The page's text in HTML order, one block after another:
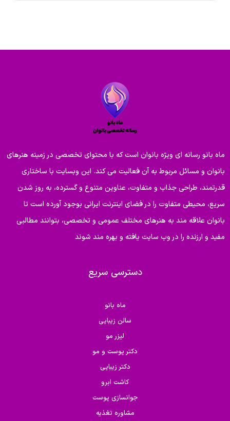
ماه بانو رسانه ای ویژه بانوان است که با محتوای تخصصی در زمینه هنرهای
بانوان و مسائل مربوط به آن فعالیت می کند. این وبسایت با ساختاری
قدرتمند، طراحی جذاب و متفاوت، عناوین متنوع و گسترده، به روز شدن
سریع، محیطی متفاوت را در فضای اینترنت ایرانی بوجود آورده است تا
بانوان علاقه مند به هنرهای مختلف عمومی و تخصصی، بتوانند مطالبی
مفید و ارزنده را در وب سایت یافته و بهره مند شوند
دسترسی سریع
ماه بانو
سالن زیبایی
لیزر مو
دکتر پوست و مو
دکتر زیبایی
کاشت ابرو
جوانسازی پوست
مشاوره تغذیه